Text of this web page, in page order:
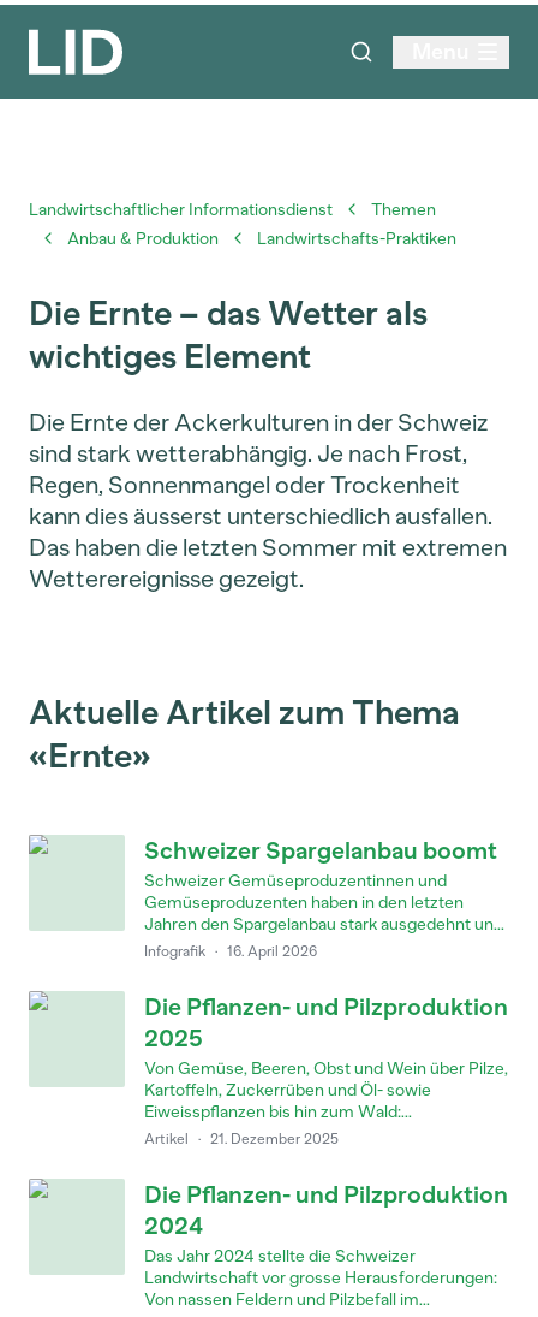
Landwirtschaftlicher Informationsdienst
Themen
Anbau & Produktion
Landwirtschafts-Praktiken
Die Ernte – das Wetter als
wichtiges Element
Die Ernte der Ackerkulturen in der Schweiz
sind stark wetterabhängig. Je nach Frost,
Regen, Sonnenmangel oder Trockenheit
kann dies äusserst unterschiedlich ausfallen.
Das haben die letzten Sommer mit extremen
Wetterereignisse gezeigt.
Aktuelle Artikel zum Thema
«Ernte»
Schweizer Spargelanbau boomt
Schweizer Gemüseproduzentinnen und
Gemüseproduzenten haben in den letzten
Jahren den Spargelanbau stark ausgedehnt un...
Infografik · 16. April 2026
Die Pflanzen- und Pilzproduktion
2025
Von Gemüse, Beeren, Obst und Wein über Pilze,
Kartoffeln, Zuckerrüben und Öl- sowie
Eiweisspflanzen bis hin zum Wald:...
Artikel · 21. Dezember 2025
Die Pflanzen- und Pilzproduktion
2024
Das Jahr 2024 stellte die Schweizer
Landwirtschaft vor grosse Herausforderungen:
Von nassen Feldern und Pilzbefall im...